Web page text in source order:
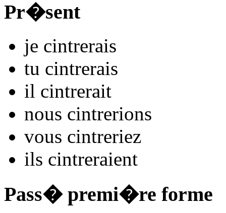
Pr�sent
je cintrerais
tu cintrerais
il cintrerait
nous cintrerions
vous cintreriez
ils cintreraient
Pass� premi�re forme